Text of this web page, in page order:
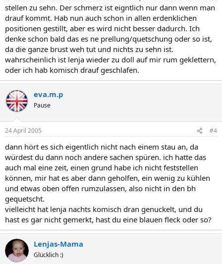
stellen zu sehn. Der schmerz ist eigntlich nur dann wenn man
drauf kommt. Hab nun auch schon in allen erdenklichen
positionen gestillt, aber es wird nicht besser dadurch. Ich
denke schon bald das es ne prellung/quetschung oder so ist,
da die ganze brust weh tut und nichts zu sehn ist.
wahrscheinlich ist lenja wieder zu doll auf mir rum geklettern,
oder ich hab komisch drauf geschlafen.
eva.m.p
Pause
24 April 2005 #4
dann hört es sich eigentlich nicht nach einem stau an, da
würdest du dann noch andere sachen spüren. ich hatte das
auch mal eine zeit, einen grund habe ich nicht feststellen
können, mir hat es aber dann geholfen, ein wenig zu kühlen
und etwas oben offen rumzulassen, also nicht in den bh
gequetscht.
vielleicht hat lenja nachts komisch dran genuckelt, und du
hast es gar nicht gemerkt, hast du eine blauen fleck oder so?
Lenjas-Mama
Glücklich :)